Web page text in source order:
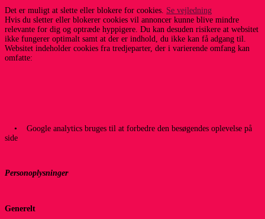
Det er muligt at slette eller blokere for cookies. Se vejledning
Hvis du sletter eller blokerer cookies vil annoncer kunne blive mindre
relevante for dig og optræde hyppigere. Du kan desuden risikere at websitet
ikke fungerer optimalt samt at der er indhold, du ikke kan få adgang til.
Websitet indeholder cookies fra tredjeparter, der i varierende omfang kan
omfatte:
• Google analytics bruges til at forbedre den besøgendes oplevelse på
side
Personoplysninger
Generelt